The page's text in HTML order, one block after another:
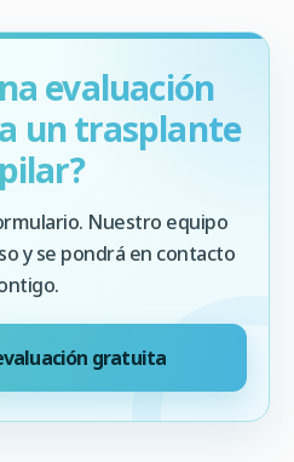
evaluación
un trasplante
Nuestro equipo
y se pondrá en contacto
gratuita